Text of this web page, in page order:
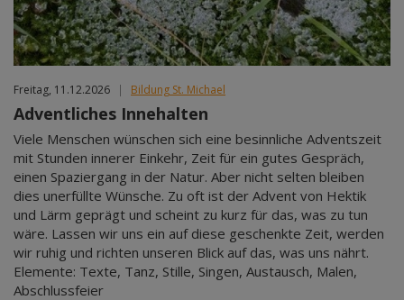
Freitag, 11.12.2026 | Bildung St. Michael
Adventliches Innehalten
Viele Menschen wünschen sich eine besinnliche Adventszeit
mit Stunden innerer Einkehr, Zeit für ein gutes Gespräch,
einen Spaziergang in der Natur. Aber nicht selten bleiben
dies unerfüllte Wünsche. Zu oft ist der Advent von Hektik
und Lärm geprägt und scheint zu kurz für das, was zu tun
wäre. Lassen wir uns ein auf diese geschenkte Zeit, werden
wir ruhig und richten unseren Blick auf das, was uns nährt.
Elemente: Texte, Tanz, Stille, Singen, Austausch, Malen,
Abschlussfeier